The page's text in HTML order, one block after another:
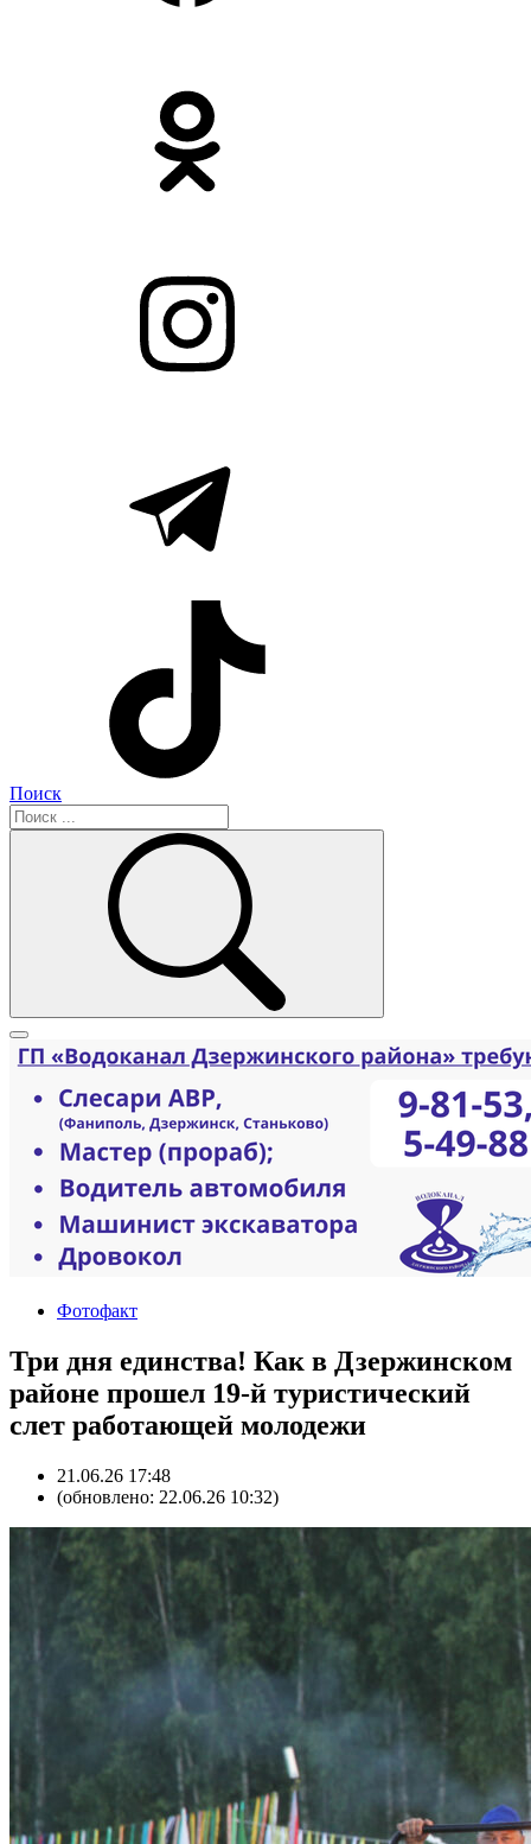
Поиск
Фотофакт
Три дня единства! Как в Дзержинском
районе прошел 19-й туристический
слет работающей молодежи
21.06.26 17:48
(обновлено: 22.06.26 10:32)